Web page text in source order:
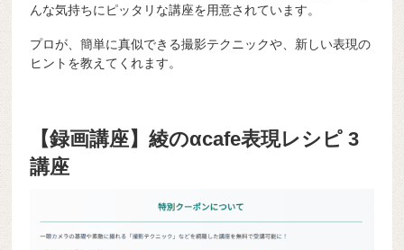
んな気持ちにピッタリな講座を用意されています。
プロが、簡単に真似できる撮影テクニックや、新しい表現の
ヒントを教えてくれます。
【録画講座】綾のαcafe表現レシピ 3
講座